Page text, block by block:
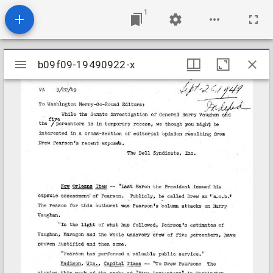
1
Mirador
viewer
b09f09-19490922-x
b09f09-19490922-x